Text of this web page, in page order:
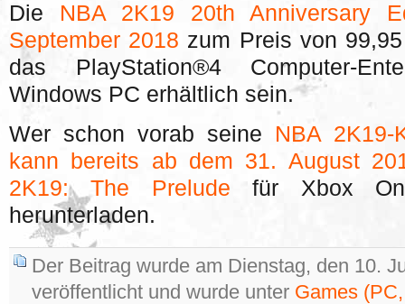
Die NBA 2K19 20th Anniversary
September 2018 zum Preis von
das PlayStation®4 Computer-
Windows PC erhältlich sein.
Wer schon vorab seine NBA 2K19-
kann bereits ab dem 31. August
2K19: The Prelude für Xbox
herunterladen.
Der Beitrag wurde am Dienstag, den 10.
veröffentlicht und wurde unter Games